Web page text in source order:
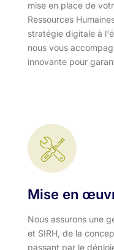
mise en place de
Ressources
stratégie digitale à
nous vous
innovante pour
Mise en
Nous assurons une
et SIRH, de la
passant par le